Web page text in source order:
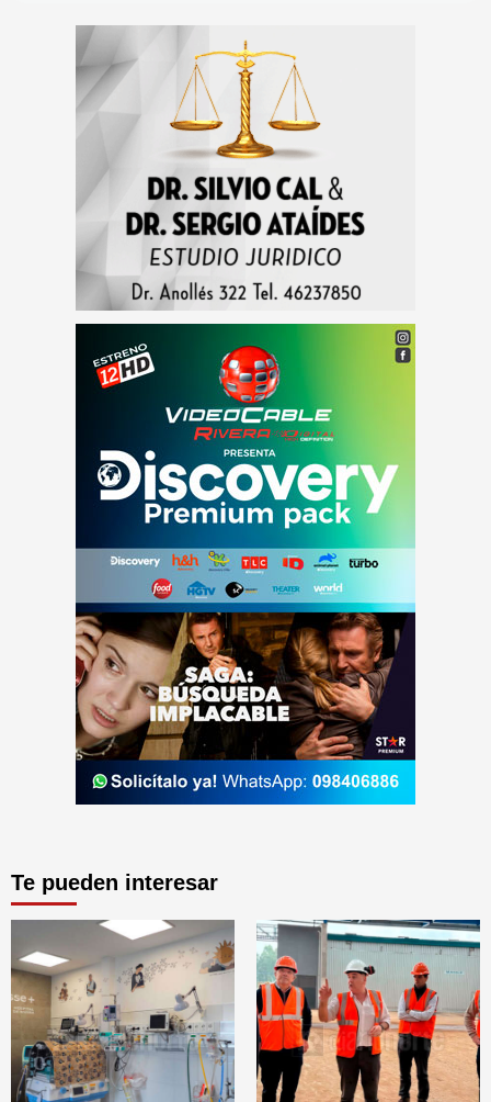
Te pueden interesar